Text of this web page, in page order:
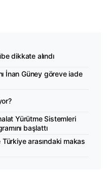
dikkate alındı
İnan Güney göreve iade
Yürütme Sistemleri
başlattı
arasındaki makas